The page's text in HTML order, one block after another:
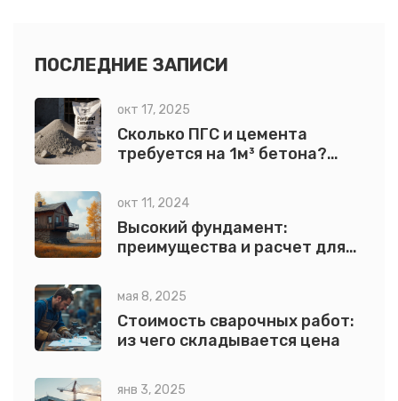
ПОСЛЕДНИЕ ЗАПИСИ
окт 17, 2025
Сколько ПГС и цемента
требуется на 1м³ бетона?
окт 11, 2024
Высокий фундамент:
преимущества и расчет для
мая 8, 2025
Стоимость сварочных работ:
из чего складывается цена
янв 3, 2025